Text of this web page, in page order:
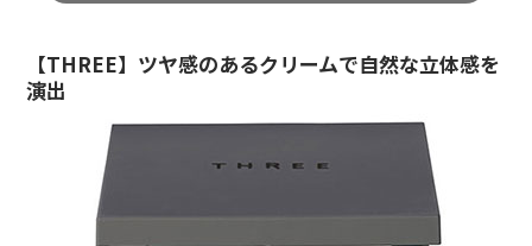
【THREE】ツヤ感のあるクリームで自然な立体感を
演出